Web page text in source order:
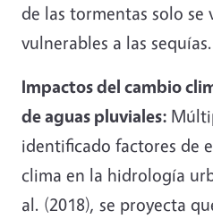
de las tormentas solo se
vulnerables a las sequías.
Impactos del cambio
de aguas pluviales:
identificado factores de
clima en la hidrología
al. (2018), se proyecta